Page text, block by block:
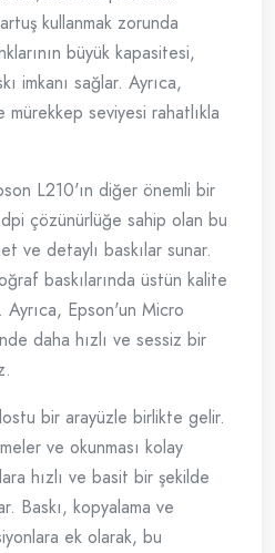
kullanmak zorunda
büyük kapasitesi,
imkanı sağlar. Ayrıca,
seviyesi rahatlıkla
L210'ın diğer önemli bir
çözünürlüğe sahip olan bu
ve detaylı baskılar sunar.
baskılarında üstün kalite
Ayrıca, Epson'un Micro
daha hızlı ve sessiz bir
bir arayüzle birlikte gelir.
ve okunması kolay
hızlı ve basit bir şekilde
Baskı, kopyalama ve
ek olarak, bu